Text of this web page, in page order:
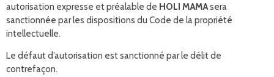
autorisation expresse et préalable de HOLI MAMAsera
sanctionnée par les dispositions du Code de la propriété
intellectuelle.
Le défaut d’autorisation est sanctionné par le délit de
contrefaçon.